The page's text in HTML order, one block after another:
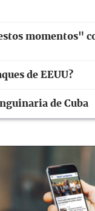
momentos"
de EEUU?
de Cuba